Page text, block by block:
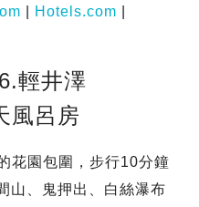
Hotels.com
輕井澤
風呂房
花園包圍，步行10分鐘
山、鬼押出、白絲瀑布